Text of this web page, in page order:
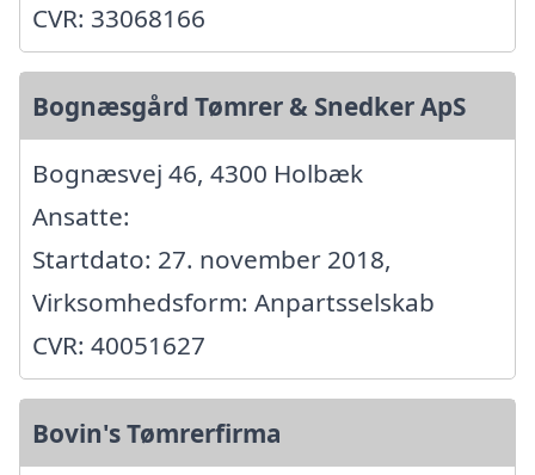
CVR: 33068166
Bognæsgård Tømrer & Snedker ApS
Bognæsvej 46, 4300 Holbæk
Ansatte:
Startdato: 27. november 2018,
Virksomhedsform: Anpartsselskab
CVR: 40051627
Bovin's Tømrerfirma